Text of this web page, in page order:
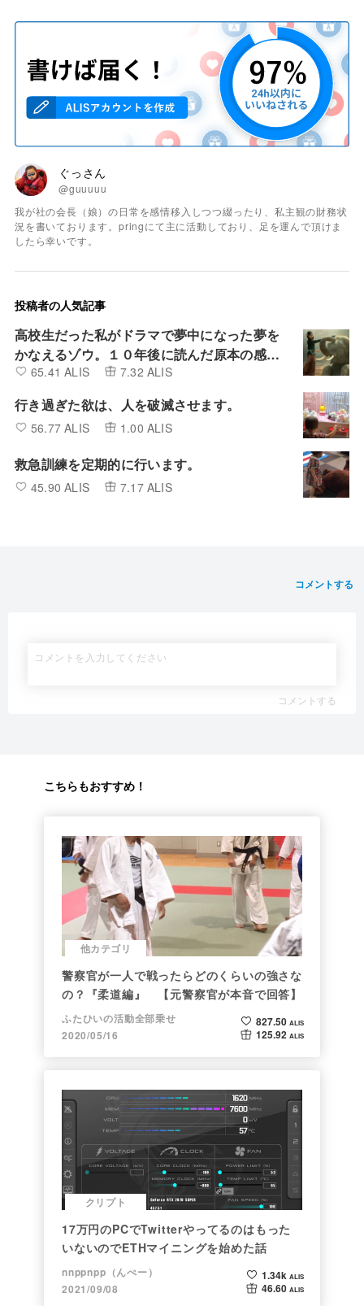
ぐっさん
@guuuuu
我が社の会長（娘）の日常を感情移入しつつ綴ったり、私主観の財務状
況を書いております。pringにて主に活動しており、足を運んで頂けま
したら幸いです。
投稿者の人気記事
高校生だった私がドラマで夢中になった夢を
かなえるゾウ。１０年後に読んだ原本の感想
は 65.41 ALIS 7.32 ALIS
行き過ぎた欲は、人を破滅させます。
56.77 ALIS 1.00 ALIS
救急訓練を定期的に行います。
45.90 ALIS 7.17 ALIS
コメントする
コメントする
こちらもおすすめ！
他カテゴリ
警察官が一人で戦ったらどのくらいの強さな
の？『柔道編』 【元警察官が本音で回答】
ふたひいの活動全部乗せ
2020/05/16
827.50 ALIS
125.92 ALIS
クリプト
17万円のPCでTwitterやってるのはもった
いないのでETHマイニングを始めた話
nnppnpp（んぺー）
2021/09/08
1.34k ALIS
46.60 ALIS